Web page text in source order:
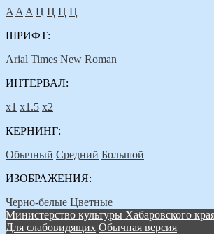
A A A Ц Ц Ц Ц
ШРИФТ:
Arial Times New Roman
ИНТЕРВАЛ:
х1 х1.5 х2
КЕРНИНГ:
Обычный Средний Большой
ИЗОБРАЖЕНИЯ:
Черно-белые Цветные
Министерство культуры Хабаровского
Для слабовидящих Обычная версия